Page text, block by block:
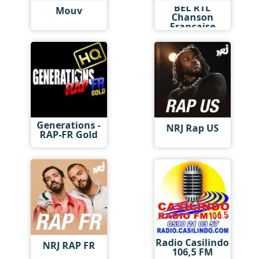
Mouv BEL RTL
Chanson
Française
Generations -
RAP-FR Gold NRJ Rap US
NRJ RAP FR Radio Casilindo
106,5 FM